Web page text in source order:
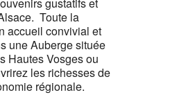
Toute la
accueil convivial et
une Auberge située
Hautes Vosges ou
les richesses de
régionale.